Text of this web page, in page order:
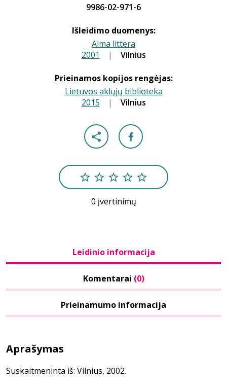
9986-02-971-6
Išleidimo duomenys:
Alma littera
2001 | Vilnius
Prieinamos kopijos rengėjas:
Lietuvos aklųjų biblioteka
2015 | Vilnius
0 įvertinimų
Leidinio informacija
Komentarai (0)
Prieinamumo informacija
Aprašymas
Suskaitmeninta iš: Vilnius, 2002.